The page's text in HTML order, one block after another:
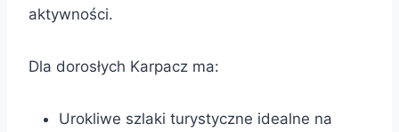
aktywności.
Dla dorosłych Karpacz ma:
Urokliwe szlaki turystyczne idealne na